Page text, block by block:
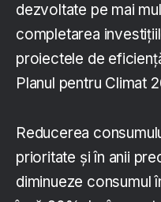
dezvoltate pe mai
completarea
proiectele de
Planul pentru Climat
Reducerea
prioritate și în anii
diminueze consumul